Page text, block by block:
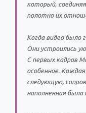
который,
полотно их
Когда видео было
Они устроились
С первых кадров
особенное.
следующую,
наполненная